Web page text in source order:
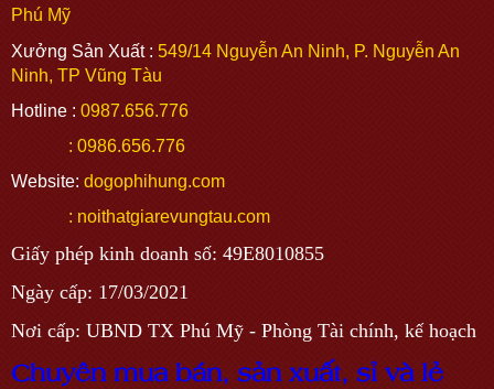
Phú Mỹ
Xưởng Sản Xuất : 549/14 Nguyễn An Ninh, P. Nguyễn An
Ninh, TP Vũng Tàu
Hotline : 0987.656.776
: 0986.656.776
Website: dogophihung.com
: noithatgiarevungtau.com
Giấy phép kinh doanh số: 49E8010855
Ngày cấp: 17/03/2021
Nơi cấp: UBND TX Phú Mỹ - Phòng Tài chính, kế hoạch
Chuyên mua bán, sản xuất, sỉ và lẻ